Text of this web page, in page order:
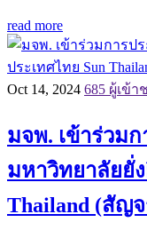
read more
Oct 14, 2024 685 ผู้เข้า
มจพ. เข้าร่วม
มหาวิทยาลัยยั่
Thailand (สัญจ